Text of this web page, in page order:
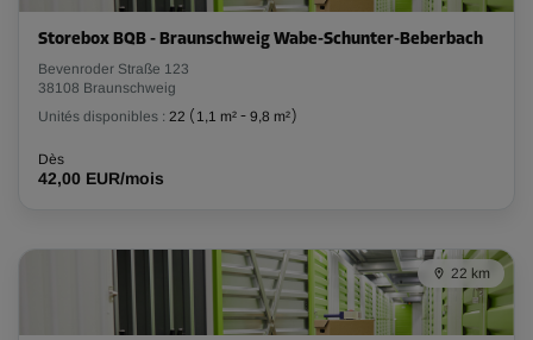
Compartiment 20
Surface: 2,3 m²
Volume: 6,4 m³
Long:1,6m Larg:1,4m Haut:2,8
Dès
79,00 EUR/mois
Compartiment 11
Surface: 2,2 m²
Volume: 6,2 m³
Storebox BQB - Braunschweig Wabe-Schunter-Beberbach
Bevenroder Straße 123
38108 Braunschweig
Unités disponibles : 22 ( 1,1 m² - 9,8 m²)
Dès
42,00 EUR/mois
22 km